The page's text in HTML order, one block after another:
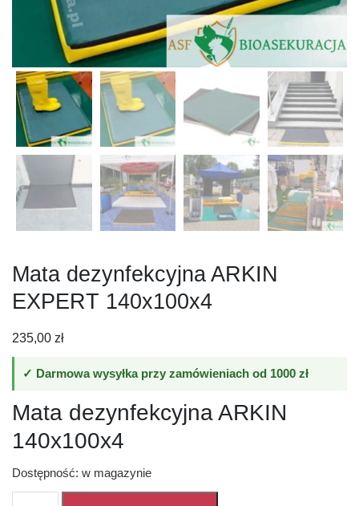
Mata dezynfekcyjna ARKIN
EXPERT 140x100x4
235,00 zł
✓ Darmowa wysyłka przy zamówieniach od 1000 zł
Mata dezynfekcyjna ARKIN
140x100x4
Dostępność: w magazynie